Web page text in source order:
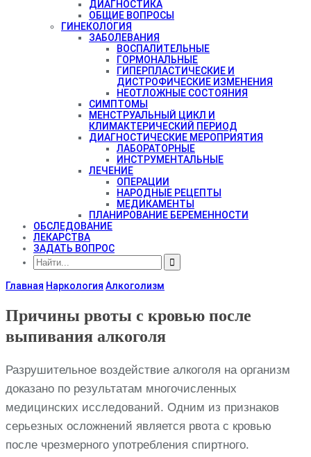
ДИАГНОСТИКА
ОБЩИЕ ВОПРОСЫ
ГИНЕКОЛОГИЯ
ЗАБОЛЕВАНИЯ
ВОСПАЛИТЕЛЬНЫЕ
ГОРМОНАЛЬНЫЕ
ГИПЕРПЛАСТИЧЕСКИЕ И
ДИСТРОФИЧЕСКИЕ ИЗМЕНЕНИЯ
НЕОТЛОЖНЫЕ СОСТОЯНИЯ
СИМПТОМЫ
МЕНСТРУАЛЬНЫЙ ЦИКЛ И
КЛИМАКТЕРИЧЕСКИЙ ПЕРИОД
ДИАГНОСТИЧЕСКИЕ МЕРОПРИЯТИЯ
ЛАБОРАТОРНЫЕ
ИНСТРУМЕНТАЛЬНЫЕ
ЛЕЧЕНИЕ
ОПЕРАЦИИ
НАРОДНЫЕ РЕЦЕПТЫ
МЕДИКАМЕНТЫ
ПЛАНИРОВАНИЕ БЕРЕМЕННОСТИ
ОБСЛЕДОВАНИЕ
ЛЕКАРСТВА
ЗАДАТЬ ВОПРОС
Главная Наркология Алкоголизм
Причины рвоты с кровью после
выпивания алкоголя
Разрушительное воздействие алкоголя на организм
доказано по результатам многочисленных
медицинских исследований. Одним из признаков
серьезных осложнений является рвота с кровью
после чрезмерного употребления спиртного.